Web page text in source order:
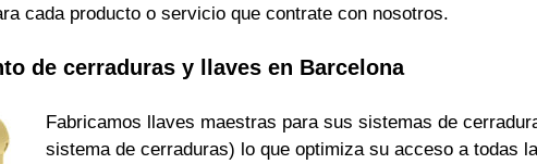
cada producto o servicio que contrate con nosotros.
de cerraduras y llaves en Barcelona
Fabricamos llaves maestras para sus sistemas de
sistema de cerraduras) lo que optimiza su acceso a todas